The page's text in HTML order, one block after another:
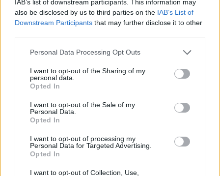
IAB’s list of downstream participants. This information may
also be disclosed by us to third parties on the IAB’s List of
Downstream Participants that may further disclose it to other
Please note that this website/app uses one or more Google
not limited to your visit or usage behaviour. You may click to
grant or deny consent to Google and its third-party tags to
use your data for below specified purposes in below Google
consent section.
Personal Data Processing Opt Outs
I want to opt-out of the Sharing of my
personal data.
Opted In
I want to opt-out of the Sale of my
Personal Data.
Opted In
I want to opt-out of processing my
Personal Data for Targeted Advertising.
Opted In
I want to opt-out of Collection, Use,
gondolja ludasnak. Nekem redukciónak tűnik, de
csak enyhén.
Egyébként a pincében kóstolva ez a "kénesség"
demisec
@akov: ez különben érdekes dolog. Pincében
kóstolva egész másak voltak a borok, a Király
különösen!!
Szerintem (az ásványosság mellett) kén is megjelenik
az illatokban. Nekem tavaly januárban Szepsy azt